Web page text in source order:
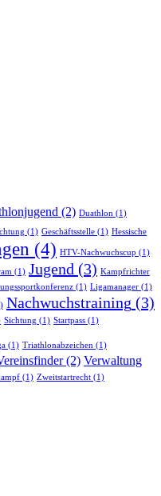
(2) Duathlon (1)
(1) Geschäftsstelle (1) Hessische
(4) HTV-Nachwuchscup (1)
(1) Jugend (3) Kampfrichter
(1) Ligamanager (1)
Nachwuchstraining (3)
Sichtung (1) Startpass (1)
(1) Triathlonabzeichen (1)
(2) Verwaltung
(1) Zweitstartrecht (1)